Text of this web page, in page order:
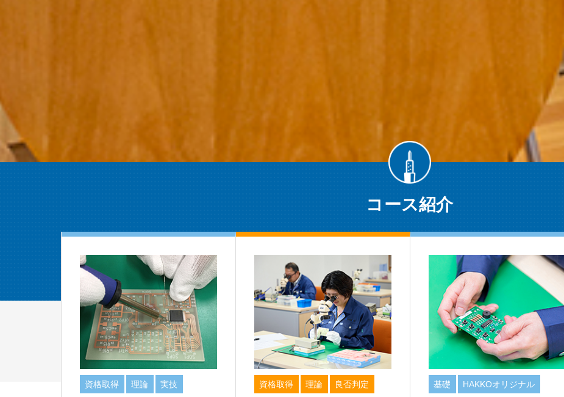
コース紹介
資格取得 理論 実技 資格取得 理論 良否判定 基礎 HAKKOオリジナル